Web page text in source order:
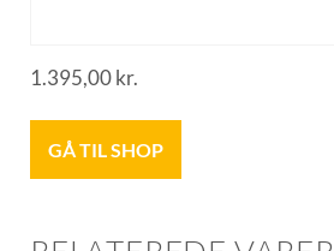
1.395,00kr.
GÅ TIL SHOP